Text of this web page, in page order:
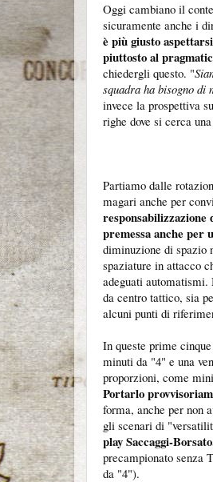
Oggi cambiano il
sicuramente anche i
è più giusto
piuttosto al
chiedergli questo. "
squadra ha bisogno
invece la prospettiva
righe dove si cerca
Partiamo dalle
magari anche per
premessa anche per
diminuzione di spazio
spaziature in attacco
adeguati automatismi.
da centro tattico, sia
alcuni punti di
In queste prime
minuti da "4" e una
proporzioni, come
Portarlo
forma, anche per non
gli scenari di
play Saccaggi-
precampionato senza
da "4").